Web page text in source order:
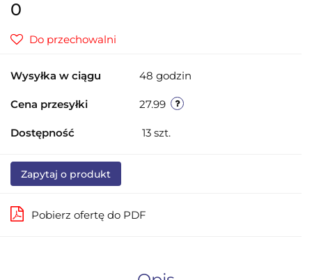
0
Do przechowalni
Wysyłka w ciągu 48 godzin
Cena przesyłki 27.99
Dostępność 13 szt.
Zapytaj o produkt
Pobierz ofertę do PDF